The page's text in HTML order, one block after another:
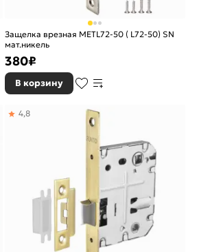
Защелка врезная METL72-50 ( L72-50) SN
мат.никель
380₽
В корзину
4,8